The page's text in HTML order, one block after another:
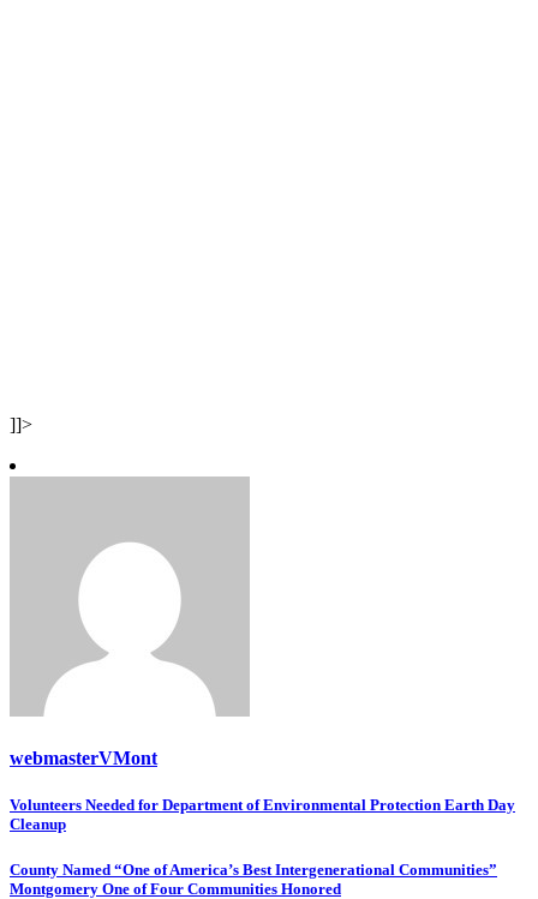
]]>
webmasterVMont
Post
navigation
Volunteers Needed for Department of Environmental Protection Earth Day
Cleanup
County Named “One of America’s Best Intergenerational Communities”
Montgomery One of Four Communities Honored